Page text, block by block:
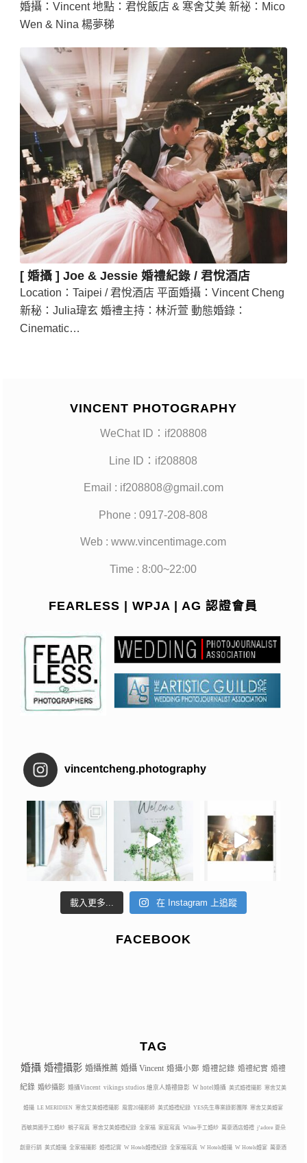
婚攝：Vincent 地點：君悅飯店 & 寒舍艾美 新祕：Mico
Wen & Nina 楊夢稊
[ 婚攝 ] Joe & Jessie 婚禮紀錄 / 君悅酒店
Location：Taipei / 君悅酒店 平面婚攝：Vincent Cheng
新秘：Julia瑋玄 婚禮主持：林沂萱 動態婚錄：
Cinematic…
VINCENT PHOTOGRAPHY
WeChat ID：if208808
Line ID：if208808
Email : if208808@gmail.com
Phone : 0917-208-808
Web : www.vincentimage.com
Time : 8:00~22:00
FEARLESS | WPJA | AG 認證會員
vincentcheng.photography
載入更多... 在 Instagram 上追蹤
FACEBOOK
TAG
婚攝 婚禮攝影 婚攝推薦 婚攝 Vincent 婚攝小鄭 婚禮記錄 婚禮紀實 婚禮
紀錄 婚紗攝影 婚攝Vincent vikings studios 維京人婚禮錄影 W hotel婚攝 美式婚禮攝影 寒舍艾美
婚攝 LE MERIDIEN 寒舍艾美婚禮攝影 風雲20攝影師 美式婚禮紀錄 YES先生專業錄影團隊 寒舍艾美婚宴
西敏英國手工婚紗 親子寫真 寒舍艾美婚禮紀錄 全家福 家庭寫真 White手工婚紗 萬豪酒店婚禮 j’adore 夏朵
創意行銷 美式婚攝 全家福攝影 婚禮記實 W Hotels婚禮紀錄 全家福寫真 W Hotels婚攝 W Hotels婚宴 萬豪酒